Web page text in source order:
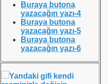
Buraya butona
yazacağın yazı-4
Buraya butona
yazacağın yazı-5
Buraya butona
yazacağın yazı-6
Yandaki gifi kendi